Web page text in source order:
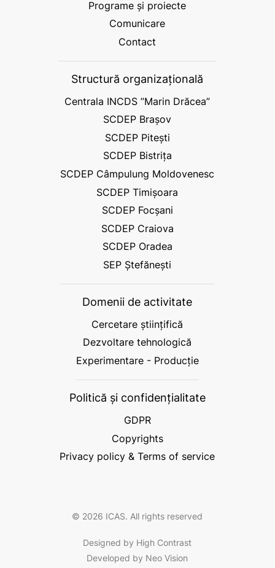
Programe și proiecte
Comunicare
Contact
Structură organizațională
Centrala INCDS ”Marin Drăcea”
SCDEP Brașov
SCDEP Pitești
SCDEP Bistrița
SCDEP Câmpulung Moldovenesc
SCDEP Timișoara
SCDEP Focșani
SCDEP Craiova
SCDEP Oradea
SEP Ștefănești
Domenii de activitate
Cercetare științifică
Dezvoltare tehnologică
Experimentare - Producție
Politică și confidențialitate
GDPR
Copyrights
Privacy policy & Terms of service
© 2026 ICAS. All rights reserved
Designed by High Contrast
Developed by Neo Vision